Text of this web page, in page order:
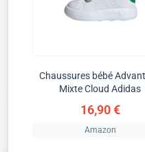
Chaussures bébé
Mixte Cloud Adidas
16,90 €
Amazon